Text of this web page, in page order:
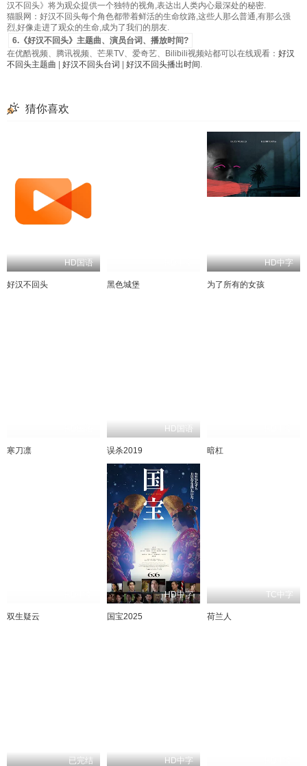
汉不回头》将为观众提供一个独特的视角,表达出人类内心最深处的秘密.
猫眼网：好汉不回头每个角色都带着鲜活的生命纹路,这些人那么普通,有那么强
烈,好像走进了观众的生命,成为了我们的朋友.
6.《好汉不回头》主题曲、演员台词、播放时间?
在优酷视频、腾讯视频、芒果TV、爱奇艺、Bilibili视频站都可以在线观看： 好汉
不回头主题曲
好汉不回头台词 好汉不回头播出时间 .
猜你喜欢
HD国语
好汉不回头 黑色城堡
HD中字
为了所有的女孩
寒刀凛
HD国语
误杀2019 暗杠
双生疑云
HD中字
国宝2025
TC中字
荷兰人
已完结 HD中字